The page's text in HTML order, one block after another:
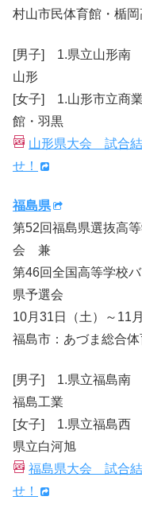
村山市民体育館・楯
[男子] 1.県立山形南
山形
[女子] 1.山形市立商
館・羽黒
山形県大会 試合結
せ！
福島県
第52回福島県選抜高
会 兼
第46回全国高等学校
県予選会
10月31日（土）～11
福島市：あづま総合
[男子] 1.県立福島南
福島工業
[女子] 1.県立福島西
県立白河旭
福島県大会 試合結
せ！